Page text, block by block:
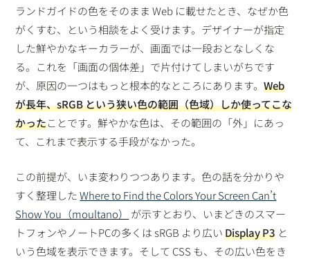
ランドガイドの色をそのまま Web に載せたとき、なぜか色
がくすむ、という相談をよく受けます。デザイナーが指定
した鮮やかなキーカラーが、画面では一段おとなしくな
る。これを「画面の個体差」で片付けてしまいがちです
が、原因の一つはもっと根本的なところにあります。Web
が長年、sRGB という狭い色の範囲（色域）しか使ってこな
かったことです。鮮やかな色は、その範囲の「外」にあっ
て、これまで表示する手段がなかった。
この前提が、いま変わりつつあります。色の話を分かりや
すく整理したWhere to Find the Colors Your Screen Can’t
Show You（moultano）
が示すとおり、いまどきのスマー
トフォンやノートPCの多くは sRGB より広いDisplay P3 と
いう色域を表示できます。そして CSS も、その広い色をき